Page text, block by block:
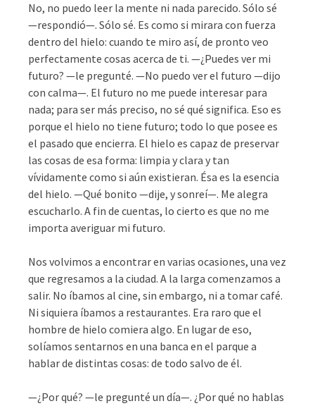
No, no puedo leer la mente ni nada parecido. Sólo sé
—respondió—. Sólo sé. Es como si mirara con fuerza
dentro del hielo: cuando te miro así, de pronto veo
perfectamente cosas acerca de ti. —¿Puedes ver mi
futuro? —le pregunté. —No puedo ver el futuro —dijo
con calma—. El futuro no me puede interesar para
nada; para ser más preciso, no sé qué significa. Eso es
porque el hielo no tiene futuro; todo lo que posee es
el pasado que encierra. El hielo es capaz de preservar
las cosas de esa forma: limpia y clara y tan
vívidamente como si aún existieran. Ésa es la esencia
del hielo. —Qué bonito —dije, y sonreí—. Me alegra
escucharlo. A fin de cuentas, lo cierto es que no me
importa averiguar mi futuro.
Nos volvimos a encontrar en varias ocasiones, una vez
que regresamos a la ciudad. A la larga comenzamos a
salir. No íbamos al cine, sin embargo, ni a tomar café.
Ni siquiera íbamos a restaurantes. Era raro que el
hombre de hielo comiera algo. En lugar de eso,
solíamos sentarnos en una banca en el parque a
hablar de distintas cosas: de todo salvo de él.
—¿Por qué? —le pregunté un día—. ¿Por qué no hablas